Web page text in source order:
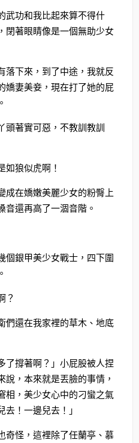
武功和我比起來算不得什
閉著眼睛像是一個無助少女
落下來，到了中途，我就反
嬌妻美妾，現在打了她的屁
著實可惡，不教訓教訓
如狼似虎啊！
成在嬌嫩美麗少女的粉臀上
音還再高了一涸音階。
個銀甲美少女戰士，四下圍
？
們還在我家裡的草木、地底
了撐著啊？」小屁股被人捏
，本來就是丟臉的事情，
相，美少女心中的刁蠻之氣
！一邊兒去！」
奇怪，這裡除了任蘭亭、慕